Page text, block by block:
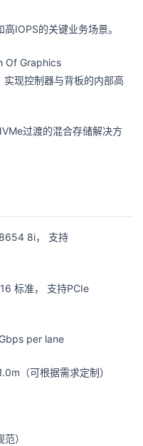
IOPS的关键业务场景。
Of Graphics
现控制器与背板的内部高
过渡的混合存储解决方
8i， 支持
标准， 支持PCIe
per lane
（可根据需求定制）
）